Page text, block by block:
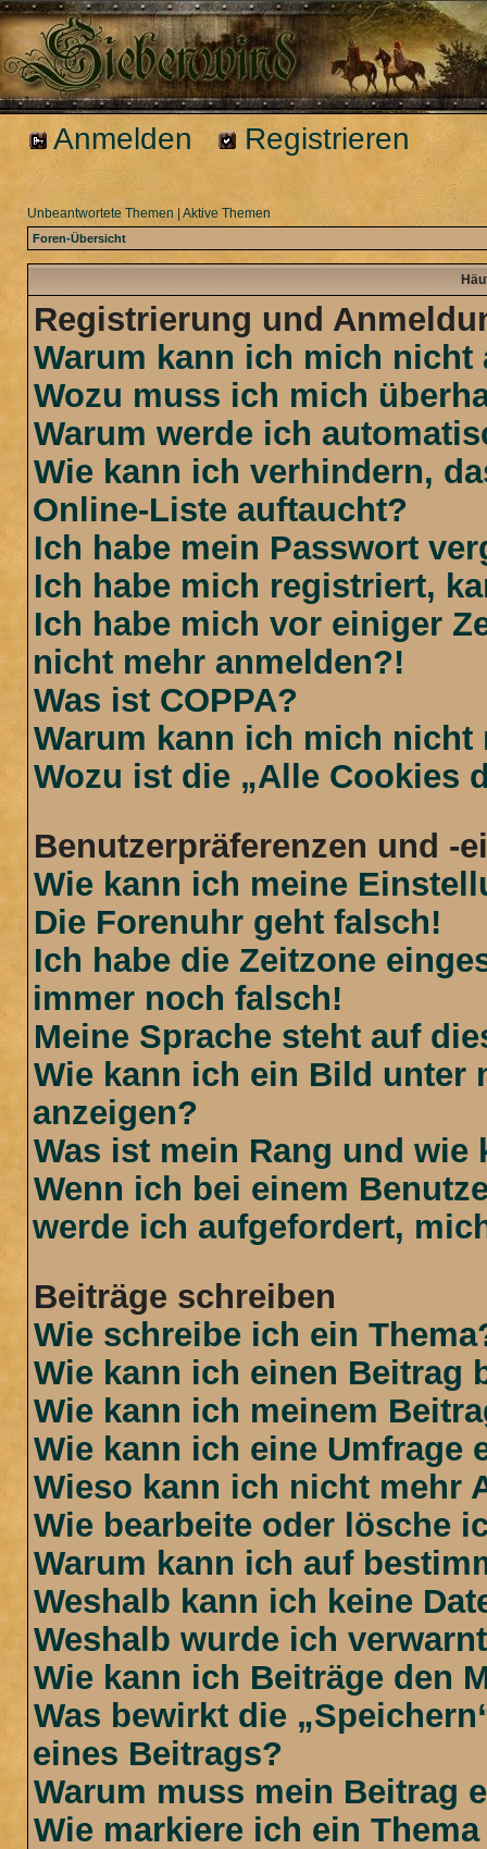
Anmelden Registrieren
Unbeantwortete Themen Aktive Themen
Foren-Übersicht
Registrierung und
Warum kann ich mich nicht
Wozu muss ich mich
Warum werde ich
Wie kann ich verhindern,
Online-Liste auftaucht?
Ich habe mein Passwort
Ich habe mich registriert,
Ich habe mich vor einiger
nicht mehr anmelden?!
Was ist COPPA?
Warum kann ich mich nicht
Wozu ist die „Alle Cookies
Benutzerpräferenzen und -
Wie kann ich meine
Die Forenuhr geht falsch!
Ich habe die Zeitzone
immer noch falsch!
Meine Sprache steht auf
Wie kann ich ein Bild unter
anzeigen?
Was ist mein Rang und
Wenn ich bei einem
werde ich aufgefordert,
Beiträge schreiben
Wie schreibe ich ein
Wie kann ich einen Beitrag
Wie kann ich meinem
Wie kann ich eine Umfrage
Wieso kann ich nicht mehr
Wie bearbeite oder lösche
Warum kann ich auf
Weshalb kann ich keine
Weshalb wurde ich
Wie kann ich Beiträge den
Was bewirkt die
eines Beitrags?
Warum muss mein Beitrag
Wie markiere ich ein